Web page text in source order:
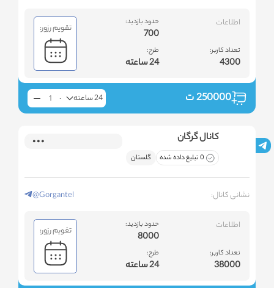
اطلاعات
تعداد کاربر:
4300
حدود بازدید:
700
طرح:
24 ساعته
تقویم رزور:
250000ت 24 ساعته
کانال گرگان
0 تبلیغ داده شده گلستان
نشانی کانال: @Gorgantel
اطلاعات
تعداد کاربر:
38000
حدود بازدید:
8000
طرح:
24 ساعته
تقویم رزور: